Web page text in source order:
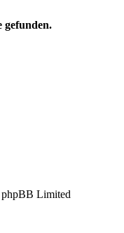
gefunden.
Limited